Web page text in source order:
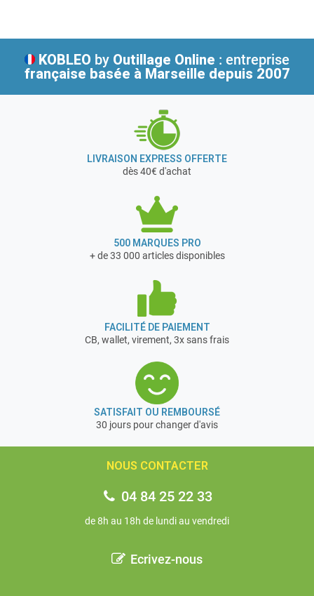
KOBLEO by Outillage Online : entreprise
française basée à Marseille depuis 2007
LIVRAISON EXPRESS OFFERTE
dès 40€ d'achat
500 MARQUES PRO
+ de 33 000 articles disponibles
FACILITÉ DE PAIEMENT
CB, wallet, virement, 3x sans frais
SATISFAIT OU REMBOURSÉ
30 jours pour changer d'avis
NOUS CONTACTER
04 84 25 22 33
de 8h au 18h de lundi au vendredi
Ecrivez-nous